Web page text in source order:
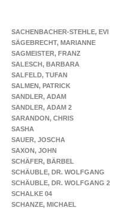
SACHENBACHER-STEHLE, EVI
SÄGEBRECHT, MARIANNE
SAGMEISTER, FRANZ
SALESCH, BARBARA
SALFELD, TUFAN
SALMEN, PATRICK
SANDLER, ADAM
SANDLER, ADAM 2
SARANDON, CHRIS
SASHA
SAUER, JOSCHA
SAXON, JOHN
SCHÄFER, BÄRBEL
SCHÄUBLE, DR. WOLFGANG
SCHÄUBLE, DR. WOLFGANG 2
SCHALKE 04
SCHANZE, MICHAEL